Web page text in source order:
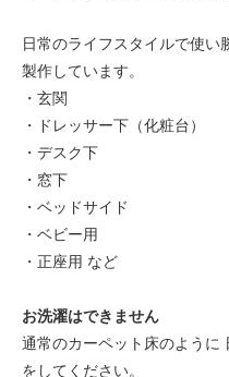
日常のライフスタイルで使
製作しています。
・玄関
・ドレッサー下（化粧台）
・デスク下
・窓下
・ベッドサイド
・ベビー用
・正座用 など
お洗濯はできません
通常のカーペット床のように
をしてください。